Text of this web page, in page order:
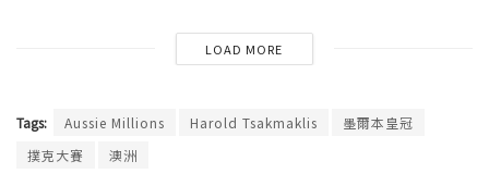
LOAD MORE
Tags: Aussie Millions Harold Tsakmaklis
墨爾本皇冠
撲克大賽
澳洲